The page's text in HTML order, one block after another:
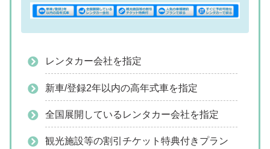
レンタカー会社を指定
新車/登録2年以内の高年式車を指定
全国展開しているレンタカー会社を指定
観光施設等の割引チケット特典付きプラン